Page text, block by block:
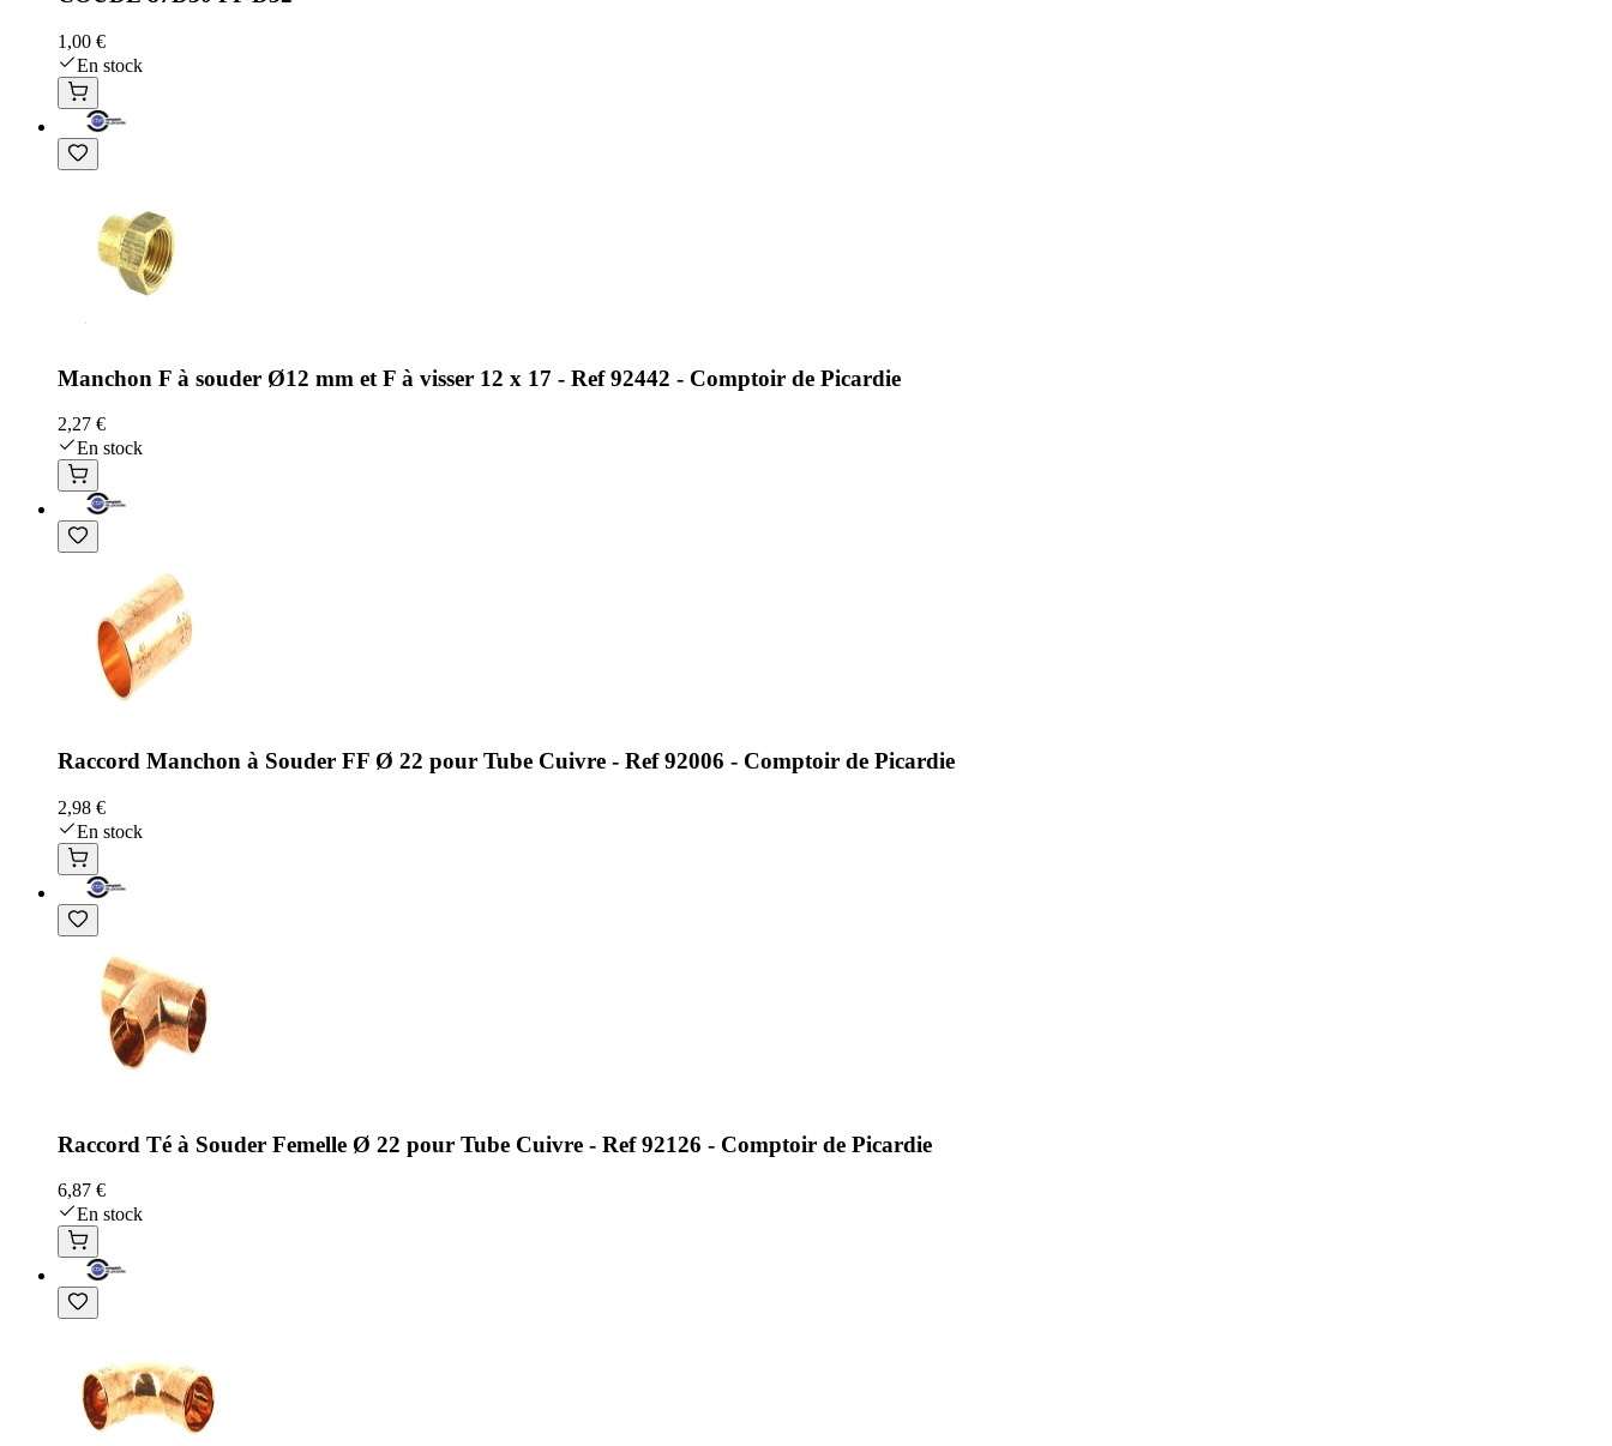
1,00 €
En stock
Manchon F à souder Ø12 mm et F à visser 12 x 17 - Ref 92442 - Comptoir de Picardie
2,27 €
En stock
Raccord Manchon à Souder FF Ø 22 pour Tube Cuivre - Ref 92006 - Comptoir de Picardie
2,98 €
En stock
Raccord Té à Souder Femelle Ø 22 pour Tube Cuivre - Ref 92126 - Comptoir de Picardie
6,87 €
En stock